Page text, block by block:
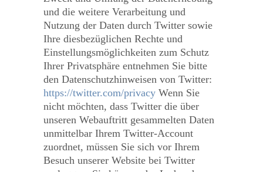
und die weitere Verarbeitung und
Nutzung der Daten durch Twitter sowie
Ihre diesbezüglichen Rechte und
Einstellungsmöglichkeiten zum Schutz
Ihrer Privatsphäre entnehmen Sie bitte
den Datenschutzhinweisen von Twitter:
https://twitter.com/privacy Wenn Sie
nicht möchten, dass Twitter die über
unseren Webauftritt gesammelten Daten
unmittelbar Ihrem Twitter-Account
zuordnet, müssen Sie sich vor Ihrem
Besuch unserer Website bei Twitter